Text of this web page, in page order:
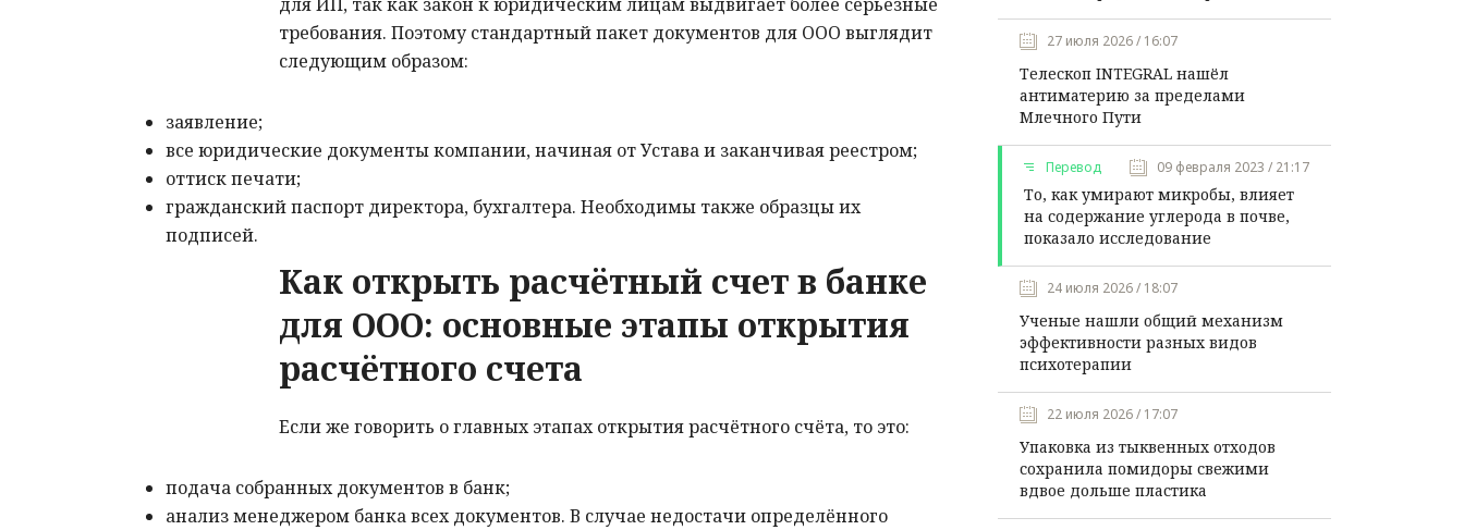
требования. Поэтому стандартный пакет документов для ООО выглядит
следующим образом:
заявление;
все юридические документы компании, начиная от Устава и заканчивая реестром;
оттиск печати;
гражданский паспорт директора, бухгалтера. Необходимы также образцы их
подписей.
Как открыть расчётный счет в банке
для ООО: основные этапы открытия
расчётного счета
Если же говорить о главных этапах открытия расчётного счёта, то это:
подача собранных документов в банк;
анализ менеджером банка всех документов. В случае недостачи определённого
27 июля 2026 / 16:07
Телескоп INTEGRAL нашёл
антиматерию за пределами
Млечного Пути
Перевод 09 февраля 2023 / 21:17
То, как умирают микробы, влияет
на содержание углерода в почве,
показало исследование
24 июля 2026 / 18:07
Ученые нашли общий механизм
эффективности разных видов
психотерапии
22 июля 2026 / 17:07
Упаковка из тыквенных отходов
сохранила помидоры свежими
вдвое дольше пластика